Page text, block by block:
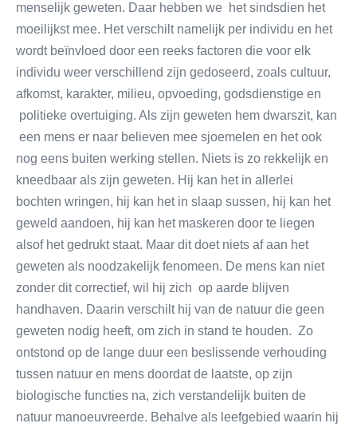
menselijk geweten. Daar hebben we het sindsdien het
moeilijkst mee. Het verschilt namelijk per individu en het
wordt beïnvloed door een reeks factoren die voor elk
individu weer verschillend zijn gedoseerd, zoals cultuur,
afkomst, karakter, milieu, opvoeding, godsdienstige en
politieke overtuiging. Als zijn geweten hem dwarszit, kan
een mens er naar believen mee sjoemelen en het ook
nog eens buiten werking stellen. Niets is zo rekkelijk en
kneedbaar als zijn geweten. Hij kan het in allerlei
bochten wringen, hij kan het in slaap sussen, hij kan het
geweld aandoen, hij kan het maskeren door te liegen
alsof het gedrukt staat. Maar dit doet niets af aan het
geweten als noodzakelijk fenomeen. De mens kan niet
zonder dit correctief, wil hij zich op aarde blijven
handhaven. Daarin verschilt hij van de natuur die geen
geweten nodig heeft, om zich in stand te houden. Zo
ontstond op de lange duur een beslissende verhouding
tussen natuur en mens doordat de laatste, op zijn
biologische functies na, zich verstandelijk buiten de
natuur manoeuvreerde. Behalve als leefgebied waarin hij